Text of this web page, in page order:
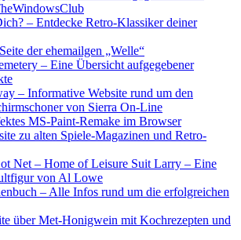
– Entdecke Retro-Klassiker deiner
der ehemailgen „Welle“
– Eine Übersicht aufgegebener
– Informative Website rund um den
von Sierra On-Line
MS-Paint-Remake im Browser
zu alten Spiele-Magazinen und Retro-
Net – Home of Leisure Suit Larry – Eine
von Al Lowe
– Alle Infos rund um die erfolgreichen
über Met-Honigwein mit Kochrezepten und